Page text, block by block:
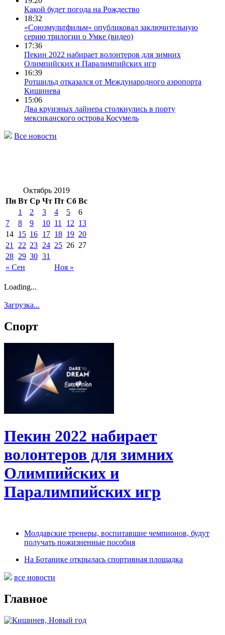
Какой будет погода на Рождество
18:32
«Союзмультфильм» опубликовал заключительную
серию трилогии о Умке (видео)
17:36
Пекин 2022 набирает волонтеров для зимних
Олимпийских и Паралимпийских игр
16:39
Ротшильд отказался от Международного аэропорта
Кишинева
15:06
Два круизных лайнера столкнулись в порту
мексиканского острова Косумель
Все новости
Октябрь 2019
Пн Вт Ср Чт Пт Сб Вс
« Сен Ноя »
1 2 3 4 5
6
7
8 9 10 11 12 13
14 15 16 17 18 19 20
21
22 23 24 25 26 27
28 29 30 31
Loading...
Загрузка...
Спорт
Пекин 2022 набирает
волонтеров для зимних
Олимпийских и
Паралимпийских игр
Молдавские тренеры, воспитавшие чемпионов, будут
получать пожизненные пособия
На Ботанике открылась спортивная площадка
все новости
Главное